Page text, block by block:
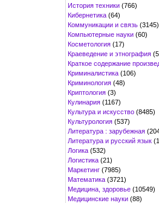
История техники (766)
Кибернетика (64)
Коммуникации и связь (3145)
Компьютерные науки (60)
Косметология (17)
Краеведение и этнография
Краткое содержание
Криминалистика (106)
Криминология (48)
Криптология (3)
Кулинария (1167)
Культура и искусство (8485)
Культурология (537)
Литература : зарубежная
Литература и русский язык
Логика (532)
Логистика (21)
Маркетинг (7985)
Математика (3721)
Медицина, здоровье (10549)
Медицинские науки (88)